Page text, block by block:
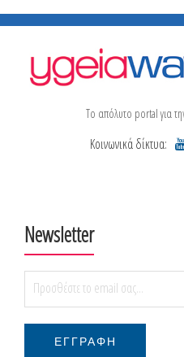
Το απόλυτο portal για
Κοινωνικά δίκτυα:
Newsletter